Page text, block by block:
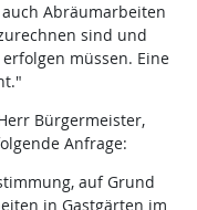
Abräumarbeiten
sind und
müssen. Eine
Bürgermeister,
Anfrage:
auf Grund
in Gastgärten im